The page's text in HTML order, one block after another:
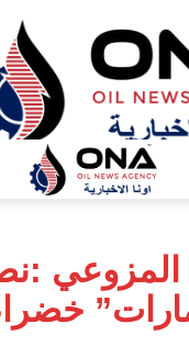
ONA™
NEWS
/
أونا
الاخبارية
المزوعي